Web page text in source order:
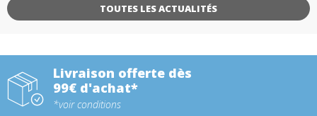
TOUTES LES ACTUALITÉS
Livraison offerte dès
99€ d'achat*
*voir conditions